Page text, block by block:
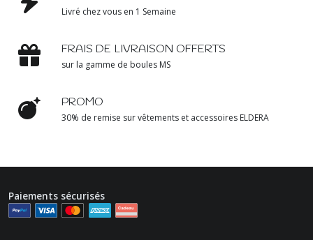
Livré chez vous en 1 Semaine
FRAIS DE LIVRAISON OFFERTS
sur la gamme de boules MS
PROMO
30% de remise sur vêtements et accessoires ELDERA
Paiements sécurisés